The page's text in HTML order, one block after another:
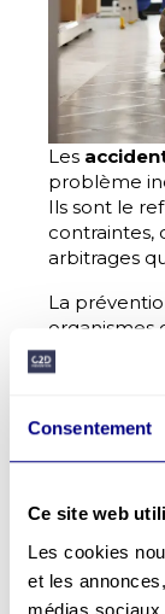
Consentement
Ce site web
Les cookies
et les
médias
Les
problème
Ils sont le
contraintes,
arbitrages
La
organismes
sur l’ajout
de
discuter le
Ils
pour
adaptée
entreprise.